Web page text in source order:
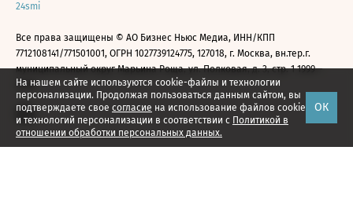
На нашем сайте используются cookie-файлы и технологии
персонализации. Продолжая пользоваться данным сайтом, вы
подтверждаете свое согласие на использование файлов cookie
и технологий персонализации в соответствии с Политикой в
отношении обработки персональных данных.
ОК
24smi
Все права защищены © АО Бизнес Ньюс Медиа, ИНН/КПП
7712108141/771501001, ОГРН 1027739124775, 127018, г. Москва, вн.тер.г.
муниципальный округ Марьина Роща, ул. Полковая, д. 3, стр. 1 1999—
2026